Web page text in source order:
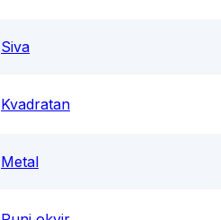
Siva
Kvadratan
Metal